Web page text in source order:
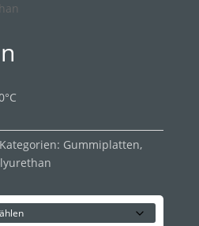
Kategorien: Gummiplatten,